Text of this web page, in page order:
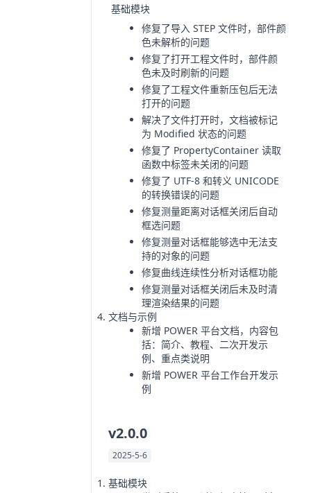
基础模块
修复了导入 STEP 文件时，部件颜
色未解析的问题
修复了打开工程文件时，部件颜
色未及时刷新的问题
修复了工程文件重新压包后无法
打开的问题
解决了文件打开时，文档被标记
为 Modified 状态的问题
修复了 PropertyContainer 读取
函数中标签未关闭的问题
修复了 UTF-8 和转义 UNICODE
的转换错误的问题
修复测量距离对话框关闭后自动
框选问题
修复测量对话框能够选中无法支
持的对象的问题
修复曲线连续性分析对话框功能
修复测量对话框关闭后未及时清
理渲染结果的问题
文档与示例
新增 POWER 平台文档，内容包
括：简介、教程、二次开发示
例、重点类说明
新增 POWER 平台工作台开发示
例
v2.0.0
2025-5-6
基础模块